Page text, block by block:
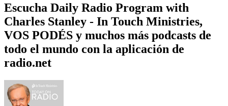
Escucha Daily Radio Program with
Charles Stanley - In Touch Ministries,
VOS PODÉS y muchos más podcasts de
todo el mundo con la aplicación de
radio.net